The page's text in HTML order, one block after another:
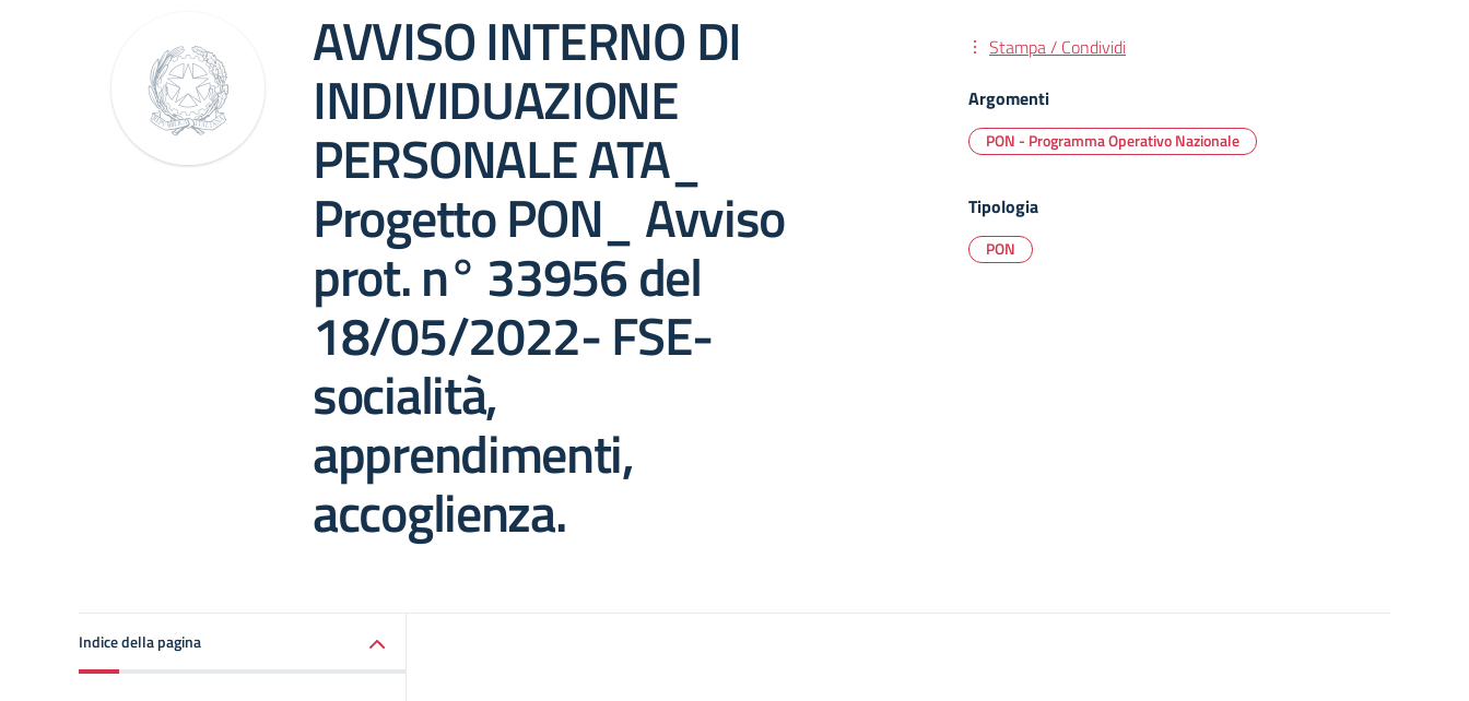
AVVISO INTERNO DI
INDIVIDUAZIONE
PERSONALE ATA_
Progetto PON_ Avviso
prot. n° 33956 del
18/05/2022- FSE-
socialità,
apprendimenti,
accoglienza.
Stampa / Condividi
Argomenti
PON - Programma Operativo Nazionale
Tipologia
PON
Indice della pagina